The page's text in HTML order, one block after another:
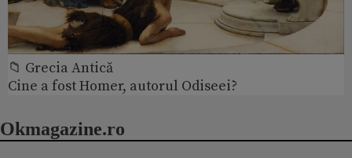
📁 Grecia Antică
Cine a fost Homer, autorul Odiseei?
Okmagazine.ro